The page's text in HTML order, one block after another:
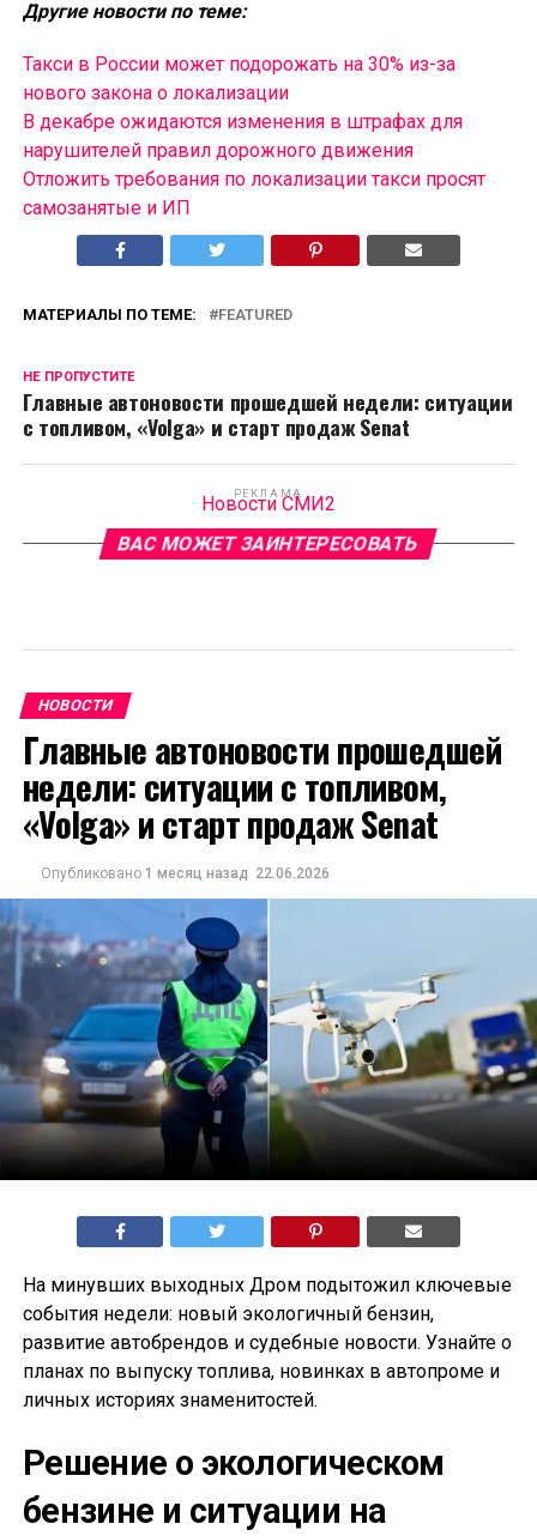
Другие новости по теме:
Такси в России может подорожать на 30% из-за
нового закона о локализации
В декабре ожидаются изменения в штрафах для
нарушителей правил дорожного движения
Отложить требования по локализации такси просят
самозанятые и ИП
МАТЕРИАЛЫ ПО ТЕМЕ: FEATURED
НЕ ПРОПУСТИТЕ
Главные автоновости прошедшей недели: ситуации
с топливом, «Volga» и старт продаж Senat
РЕКЛАМА
Новости СМИ2
ВАС МОЖЕТ ЗАИНТЕРЕСОВАТЬ
НОВОСТИ
Главные автоновости прошедшей
недели: ситуации с топливом,
«Volga» и старт продаж Senat
Опубликовано 1 месяц назад 22.06.2026
На минувших выходных Дром подытожил ключевые
события недели: новый экологичный бензин,
развитие автобрендов и судебные новости. Узнайте о
планах по выпуску топлива, новинках в автопроме и
личных историях знаменитостей.
Решение о экологическом
бензине и ситуации на